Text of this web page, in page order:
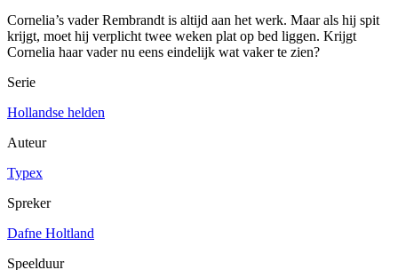
Cornelia’s vader Rembrandt is altijd aan het werk. Maar als hij spit
krijgt, moet hij verplicht twee weken plat op bed liggen. Krijgt
Cornelia haar vader nu eens eindelijk wat vaker te zien?
Serie
Hollandse helden
Auteur
Typex
Spreker
Dafne Holtland
Speelduur